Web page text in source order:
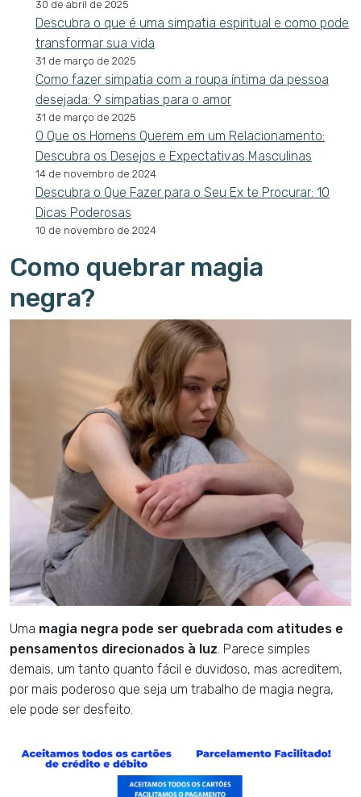
30 de abril de 2025
Descubra o que é uma simpatia espiritual e como pode
transformar sua vida
31 de março de 2025
Como fazer simpatia com a roupa íntima da pessoa
desejada: 9 simpatias para o amor
31 de março de 2025
O Que os Homens Querem em um Relacionamento:
Descubra os Desejos e Expectativas Masculinas
14 de novembro de 2024
Descubra o Que Fazer para o Seu Ex te Procurar: 10
Dicas Poderosas
10 de novembro de 2024
Como quebrar magia
negra?
Uma magia negra pode ser quebrada com atitudes e
pensamentos direcionados à luz. Parece simples
demais, um tanto quanto fácil e duvidoso, mas acreditem,
por mais poderoso que seja um trabalho de magia negra,
ele pode ser desfeito.